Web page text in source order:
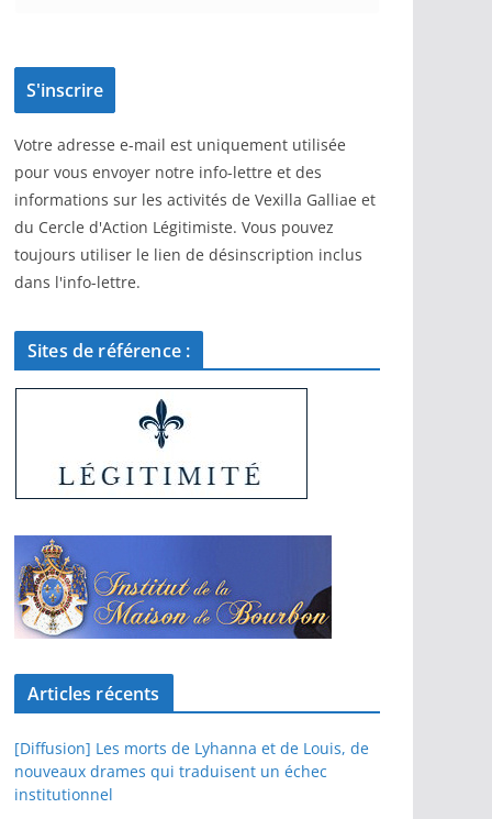
Votre adresse e-mail est uniquement utilisée
pour vous envoyer notre info-lettre et des
informations sur les activités de Vexilla Galliae et
du Cercle d'Action Légitimiste. Vous pouvez
toujours utiliser le lien de désinscription inclus
dans l'info-lettre.
Sites de référence :
Articles récents
[Diffusion] Les morts de Lyhanna et de Louis, de
nouveaux drames qui traduisent un échec
institutionnel